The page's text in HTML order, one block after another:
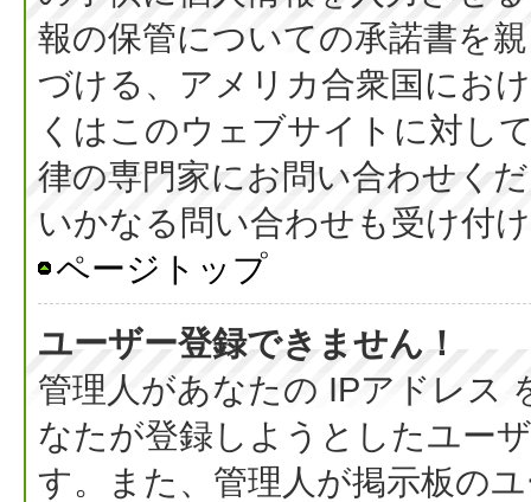
報の保管についての承諾書を
づける、アメリカ合衆国にお
くはこのウェブサイトに対し
律の専門家にお問い合わせく
いかなる問い合わせも受け付
ページトップ
ユーザー登録できません！
管理人があなたの IPアドレス
なたが登録しようとしたユー
す。また、管理人が掲示板の